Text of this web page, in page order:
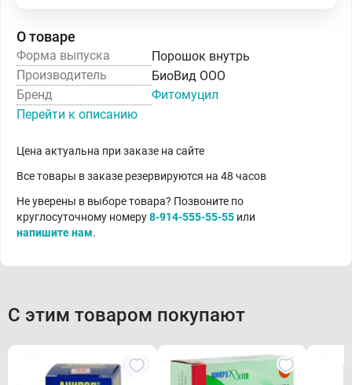
О товаре
Форма выпуска
Порошок внутрь
Производитель
БиоВид ООО
Бренд
Фитомуцил
Перейти к описанию
Цена актуальна при заказе на сайте
Все товары в заказе резервируются на 48 часов
Не уверены в выборе товара? Позвоните по
круглосуточному номеру8-914-555-55-55 или
напишите нам.
С этим товаром покупают